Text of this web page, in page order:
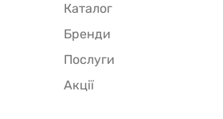
Каталог
Бренди
Послуги
Акції